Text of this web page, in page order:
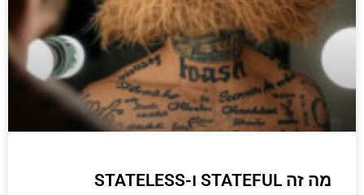
קריפטוגרפיה, ביצועים, אבטחת מידע ומידע
יסודי וחשוב שגם מתכנתים מנוסים לא תמיד
יודעים.
הכנסו עכשיו
מה זה STATEFUL ו-STATELESS